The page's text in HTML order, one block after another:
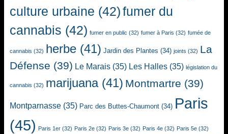
culture urbaine (42)fumer du
cannabis (42) fumer en public (32) fumer à Paris (32) fumée de
cannabis (32) herbe (41) Jardin des Plantes (34) joints (32) La
Défense (39) Le Marais (35) Les Halles (35) législation du
cannabis (32) marijuana(41) Montmartre (39)
Montparnasse (35) Parc des Buttes-Chaumont (34) Paris
(45) Paris 1er (32) Paris 2e (32) Paris 3e (32) Paris 4e (32) Paris 5e (32)